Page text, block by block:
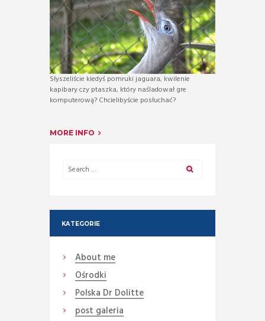
Słyszeliście kiedyś pomruki jaguara, kwilenie
kapibary czy ptaszka, który naśladował gre
komputerową? Chcielibyście posłuchać?
MORE INFO
KATEGORIE
About me
Ośrodki
Polska Dr Dolitte
post galeria